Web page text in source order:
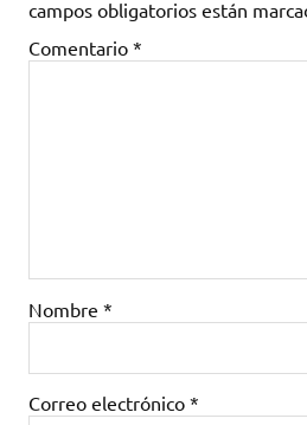
campos obligatorios están
Comentario *
Nombre *
Correo electrónico *